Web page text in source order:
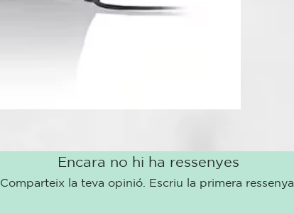
Encara no hi ha ressenyes
Comparteix la teva opinió. Escriu la primera ressenya.